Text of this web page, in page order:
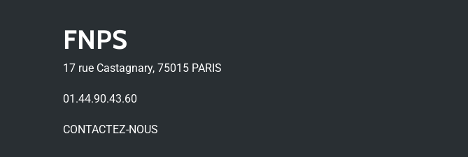
FNPS
17 rue Castagnary, 75015 PARIS
01.44.90.43.60
CONTACTEZ-NOUS